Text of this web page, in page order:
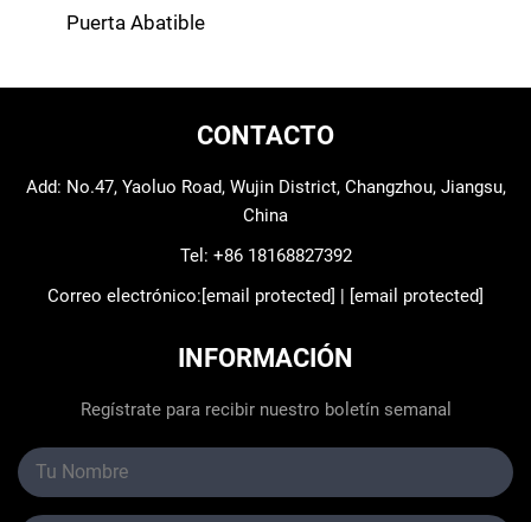
Puerta Abatible
CONTACTO
Add: No.47, Yaoluo Road, Wujin District, Changzhou, Jiangsu,
China
Tel: +86 18168827392
Correo electrónico: [email protected] [email protected]
INFORMACIÓN
Regístrate para recibir nuestro boletín semanal